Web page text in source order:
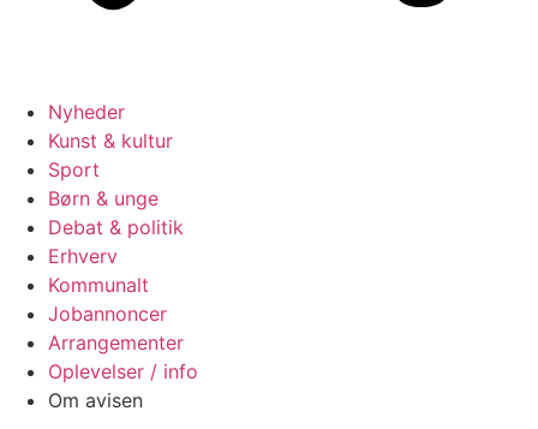
Nyheder
Kunst & kultur
Sport
Børn & unge
Debat & politik
Erhverv
Kommunalt
Jobannoncer
Arrangementer
Oplevelser / info
Om avisen